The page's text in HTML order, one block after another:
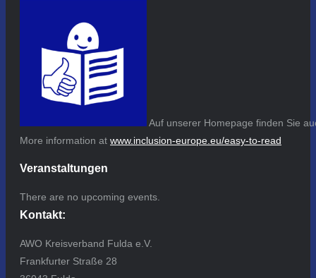
Auf unserer Homepage finden Sie
More information at www.inclusion-europe.eu/easy-to-read
Veranstaltungen
There are no upcoming events.
Kontakt:
AWO Kreisverband Fulda e.V.
Frankfurter Straße 28